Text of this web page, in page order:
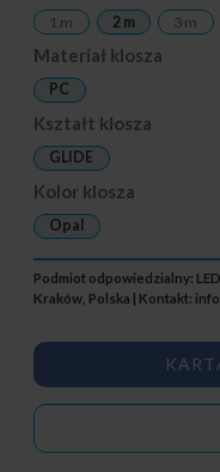
1 m 2 m 3 m
Materiał klosza
PC
Kształt klosza
GLIDE
Kolor klosza
Opal
Podmiot odpowiedzialny:
Kraków, Polska | Kontakt: